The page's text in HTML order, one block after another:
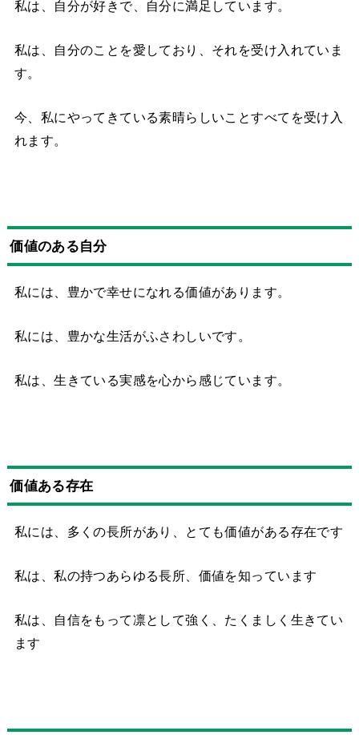
私は、自分が好きで、自分に満足しています。
私は、自分のことを愛しており、それを受け入れていま
す。
今、私にやってきている素晴らしいことすべてを受け入
れます。
価値のある自分
私には、豊かで幸せになれる価値があります。
私には、豊かな生活がふさわしいです。
私は、生きている実感を心から感じています。
価値ある存在
私には、多くの長所があり、とても価値がある存在です
私は、私の持つあらゆる長所、価値を知っています
私は、自信をもって凛として強く、たくましく生きてい
ます